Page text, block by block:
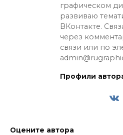
графическом
развиваю
ВКонтакте.
через
связи или по
Профили
Оцените автора